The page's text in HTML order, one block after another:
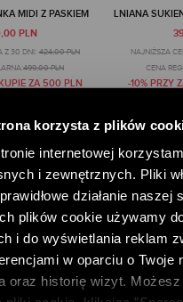
korzysta z plików
internetowej
i zewnętrznych. Pliki
działanie naszej
plików cookie używamy
i do wyświetlania reklam
w oparciu o Twoje
oraz historię wizyt.
MIDI Z PASKIEM
PLN
Z 30 DNI: 424,00 PLN
499,00 PLN
ZA 500 PLN
LNIANA
NAJNIŻSZA
CENA
-10% PRZY